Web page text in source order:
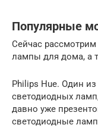
Популярные
Сейчас
лампы для дома, а
Philips Hue. Один
светодиодных
давно уже
светодиодные